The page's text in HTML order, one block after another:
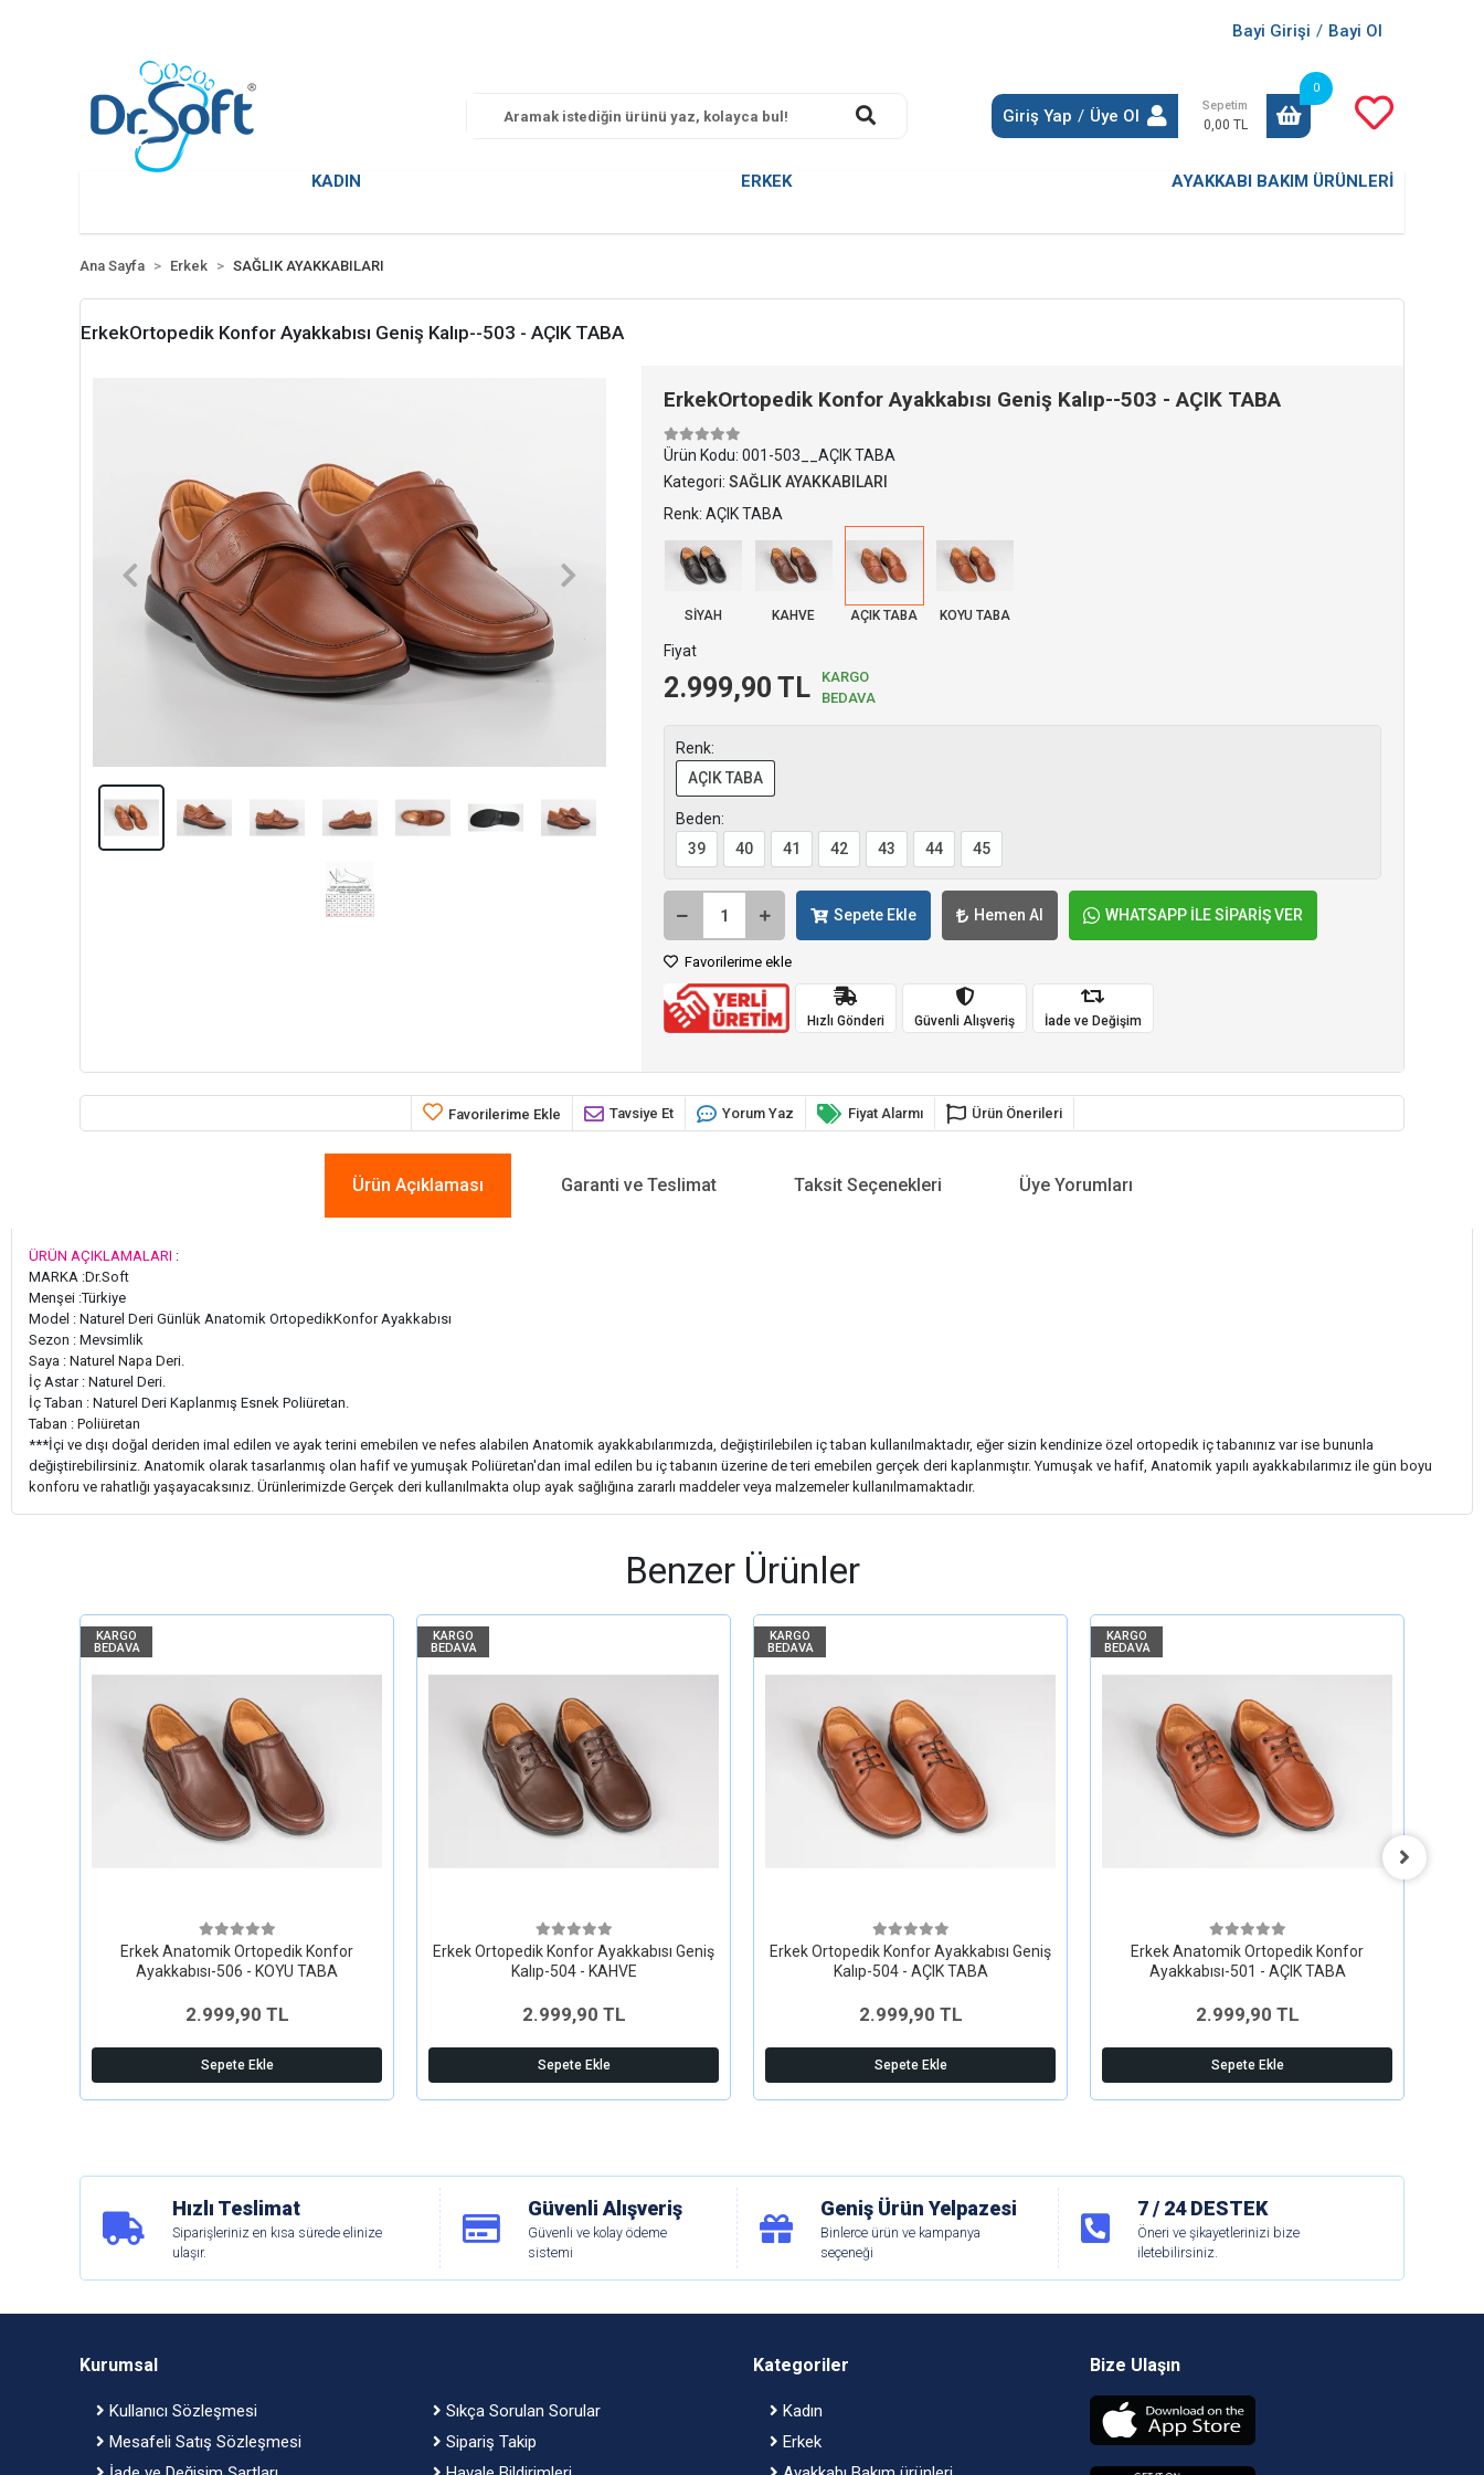
Bayi Girişi / Bayi Ol
Giriş Yap / Üye Ol
Sepetim
0,00 TL
0
KADIN ERKEK AYAKKABI BAKIM ÜRÜNLERİ
Ana Sayfa Erkek SAĞLIK AYAKKABILARI
ErkekOrtopedik Konfor Ayakkabısı Geniş Kalıp--503 - AÇIK TABA
ErkekOrtopedik Konfor Ayakkabısı Geniş Kalıp--503 - AÇIK TABA
Ürün Kodu: 001-503__AÇIK TABA
Kategori: SAĞLIK AYAKKABILARI
Renk: AÇIK TABA
SİYAH KAHVE AÇIK TABA KOYU TABA
Fiyat
2.999,90 TL
KARGO
BEDAVA
Renk:
AÇIK TABA
Beden:
39
40 41 42 43 44 45
Sepete Ekle Hemen Al WHATSAPP İLE SİPARİŞ VER
Favorilerime ekle
Hızlı Gönderi Güvenli Alışveriş İade ve Değişim
Favorilerime Ekle Tavsiye Et Yorum Yaz Fiyat Alarmı Ürün Önerileri
Ürün Açıklaması Garanti ve Teslimat Taksit Seçenekleri Üye Yorumları
ÜRÜN AÇIKLAMALARI :
MARKA :Dr.Soft
Menşei :Türkiye
Model : Naturel Deri Günlük Anatomik OrtopedikKonfor Ayakkabısı
Sezon : Mevsimlik
Saya : Naturel Napa Deri.
İç Astar : Naturel Deri.
İç Taban : Naturel Deri Kaplanmış Esnek Poliüretan.
Taban : Poliüretan
***İçi ve dışı doğal deriden imal edilen ve ayak terini emebilen ve nefes alabilen Anatomik ayakkabılarımızda, değiştirilebilen iç taban kullanılmaktadır, eğer sizin kendinize özel ortopedik iç tabanınız var ise bununla
değiştirebilirsiniz. Anatomik olarak tasarlanmış olan hafif ve yumuşak Poliüretan'dan imal edilen bu iç tabanın üzerine de teri emebilen gerçek deri kaplanmıştır. Yumuşak ve hafif, Anatomik yapılı ayakkabılarımız ile gün boyu
konforu ve rahatlığı yaşayacaksınız. Ürünlerimizde Gerçek deri kullanılmakta olup ayak sağlığına zararlı maddeler veya malzemeler kullanılmamaktadır.
Benzer Ürünler
KARGO
BEDAVA
Erkek Anatomik Ortopedik Konfor
Ayakkabısı-506 - KOYU TABA
2.999,90 TL
Sepete Ekle
KARGO
BEDAVA
Erkek Ortopedik Konfor Ayakkabısı Geniş
Kalıp-504 - KAHVE
2.999,90 TL
Sepete Ekle
KARGO
BEDAVA
Erkek Ortopedik Konfor Ayakkabısı Geniş
Kalıp-504 - AÇIK TABA
2.999,90 TL
Sepete Ekle
KARGO
BEDAVA
Erkek Anatomik Ortopedik Konfor
Ayakkabısı-501 - AÇIK TABA
2.999,90 TL
Sepete Ekle
Hızlı Teslimat
Siparişleriniz en kısa sürede elinize
ulaşır.
Güvenli Alışveriş
Güvenli ve kolay ödeme
sistemi
Geniş Ürün Yelpazesi
Binlerce ürün ve kampanya
seçeneği
7 / 24 DESTEK
Öneri ve şikayetlerinizi bize
iletebilirsiniz.
Kurumsal
Kullanıcı Sözleşmesi
Mesafeli Satış Sözleşmesi
Sıkça Sorulan Sorular
Sipariş Takip
Kategoriler
Kadın
Erkek
Bize Ulaşın